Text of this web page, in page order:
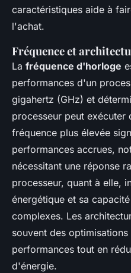
caractéristiques aide à
l'achat.
Fréquence et
La fréquence d'horloge
performances d'un
gigahertz (GHz) et
processeur peut exécuter
fréquence plus élevée
performances accrues,
nécessitant une réponse
processeur, quant à elle,
énergétique et sa
complexes. Les
souvent des
performances tout en
d'énergie.